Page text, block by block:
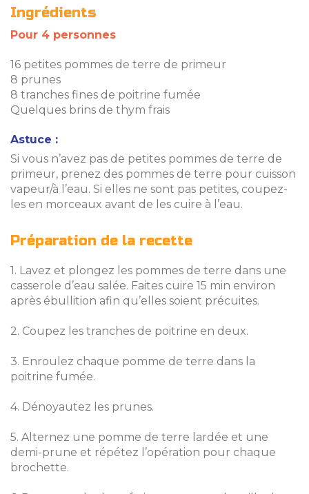
Ingrédients
Pour 4 personnes
16 petites pommes de terre de primeur
8 prunes
8 tranches fines de poitrine fumée
Quelques brins de thym frais
Astuce :
Si vous n’avez pas de petites pommes de terre de
primeur, prenez des pommes de terre pour cuisson
vapeur/à l’eau. Si elles ne sont pas petites, coupez-
les en morceaux avant de les cuire à l’eau.
Préparation de la recette
1. Lavez et plongez les pommes de terre dans une
casserole d’eau salée. Faites cuire 15 min environ
après ébullition afin qu’elles soient précuites.
2. Coupez les tranches de poitrine en deux.
3. Enroulez chaque pomme de terre dans la
poitrine fumée.
4. Dénoyautez les prunes.
5. Alternez une pomme de terre lardée et une
demi-prune et répétez l’opération pour chaque
brochette.